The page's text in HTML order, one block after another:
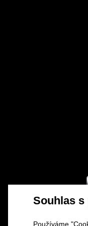
Souhlas
Používáme